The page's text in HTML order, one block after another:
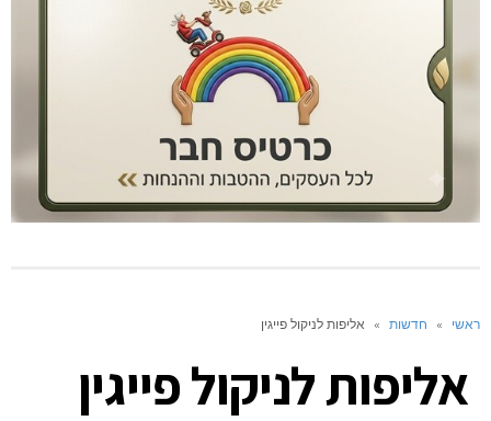
ראשי » חדשות » אליפות לניקול פייגין
אליפות לניקול פייגין